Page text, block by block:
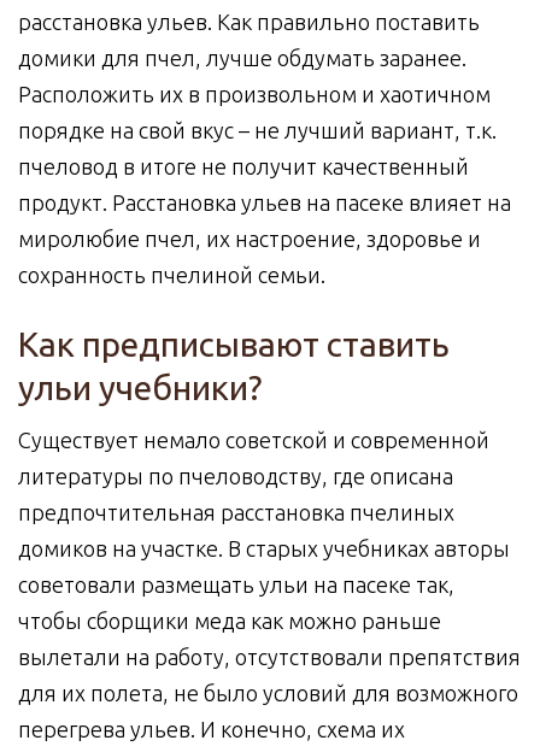
расстановка ульев. Как правильно поставить
домики для пчел, лучше обдумать заранее.
Расположить их в произвольном и хаотичном
порядке на свой вкус – не лучший вариант, т.к.
пчеловод в итоге не получит качественный
продукт. Расстановка ульев на пасеке влияет на
миролюбие пчел, их настроение, здоровье и
сохранность пчелиной семьи.
Как предписывают ставить
ульи учебники?
Существует немало советской и современной
литературы по пчеловодству, где описана
предпочтительная расстановка пчелиных
домиков на участке. В старых учебниках авторы
советовали размещать ульи на пасеке так,
чтобы сборщики меда как можно раньше
вылетали на работу, отсутствовали препятствия
для их полета, не было условий для возможного
перегрева ульев. И конечно, схема их